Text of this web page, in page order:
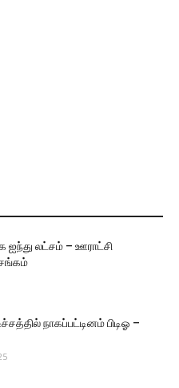
ஐந்து லட்சம் – ஊராட்சி
நாகப்பட்டினம் பிடிஓ –